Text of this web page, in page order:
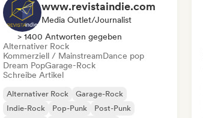
www.revistaindie.com
Media Outlet/Journalist
> 1400 Antworten gegeben
Alternativer Rock
Kommerziell / MainstreamDance pop
Dream PopGarage-Rock
Schreibe Artikel
Alternativer Rock
Garage-Rock
Indie-Rock
Pop-Punk
Post-Punk